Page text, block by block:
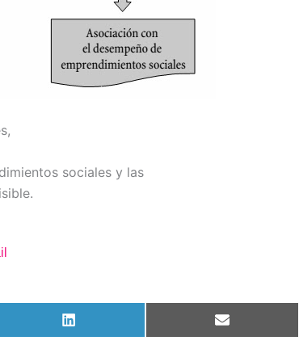
sociales y las
Compartir
en
Compartir
en